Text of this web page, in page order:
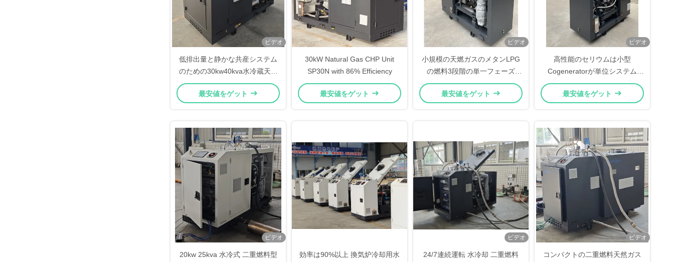
ビデオ
低排出量と静かな共産システム
のための30kw40kva水冷蔵天然
ガスCHPコゲネレーター
最安値をゲット
30kW Natural Gas CHP Unit
SP30N with 86% Efficiency
最安値をゲット
ビデオ
小規模の天燃ガスのメタンLPG
の燃料3段階の単一フェーズ
20KWマイクロCHP BHKW
Cogeneratorのシステム装置
最安値をゲット
ビデオ
高性能のセリウムは小型
Cogeneratorが単位システム
16kw 20kvaを置いたマイクロ バ
イオガスCHPを承認した
最安値をゲット
ビデオ
20kw 25kva 水冷式 二重燃料型
効率は90%以上 換気炉冷却用水
ビデオ
24/7連続運転 水冷却 二重燃料
ビデオ
コンパクトの二重燃料天然ガス